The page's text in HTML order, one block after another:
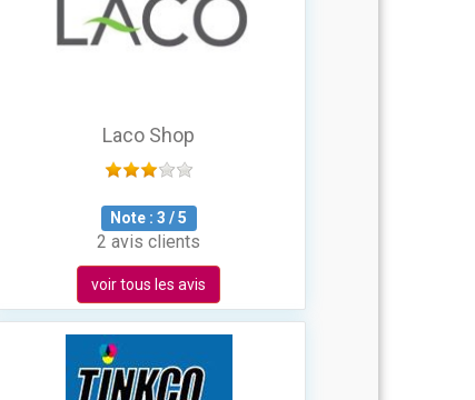
Laco Shop
Note :3 /5
2 avis clients
voir tous les avis